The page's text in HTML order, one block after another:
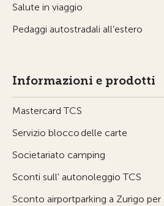
Salute in viaggio
Pedaggi autostradali all’estero
Informazioni e prodotti
Mastercard TCS
Servizio blocco delle carte
Societariato camping
Sconti sull' autonoleggio TCS
Sconto airportparking a Zurigo per